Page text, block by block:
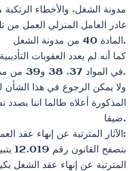
مدونة الشغل، والأخطاء
غادر العامل المنزلي العمل
المادة 40 من مدونة الشغل.
كما أنه لم يعدد العقوبات
في المواد 37، 38 و39 من مدونة الشغل.
ولا يمكن الرجوع في هذا الشأن
المذكورة أعلاه طالما اننا
ضيقا.
2 – الآثار المترتبة عن إنهاء عقد العمل المنزلي:
المترتبة عن إنهاء عقد الشغل